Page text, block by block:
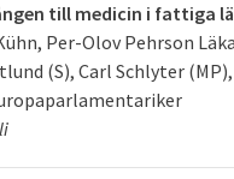
att genomdriva
expertis hos relevanta
sammanställning och
koordinering mellan
ökad medvetenhet hos
till medicin i fattiga
Per-Olov Pehrson
(S), Carl Schlyter